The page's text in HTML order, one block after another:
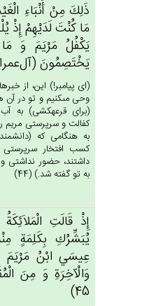
ذَلِك‌َ مِن‌ْ أَنْبَاءِ
مَا كُنْت‌َ لَدَيْهِم‌ْ إِذْ
يَكْفُل‌ُ مَرْيَم‌َ وَ
يَخْتَصِمُون‌َ (آل‌عمران:
(اى پيامبر!) اين، از
وحى مى‏كنيم و تو در آن
(براى قرعه‏كشى) به آب
كفالت و سرپرستى مريم
به هنگامى كه
كسب افتخار
داشتند، حضور نداشتى و
به تو گفته شد.) (44)
إِذْ قَالَت‌ِ
يُبَشِّرُك‌ِ بِكَلِمَة‌ٍ
عِيسَي‌ ابْن‌ُ مَرْيَم‌َ
وَالْآخِرَة‌ِ وَ مِن‌َ
45)